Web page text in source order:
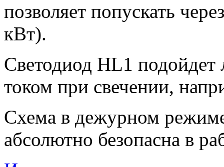
позволяет попускать
кВт).
Светодиод HL1
током при свечении,
Схема в дежурном
абсолютно безопасна в